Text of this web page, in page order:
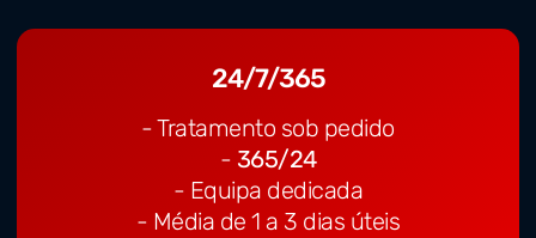
24/7/365
- Tratamento sob pedido
- 365/24
- Equipa dedicada
- Média de 1 a 3 dias úteis